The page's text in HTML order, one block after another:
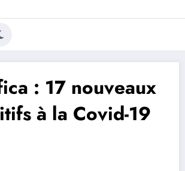
Trivela
L'actualité du football
: 17 nouveaux
à la Covid-19